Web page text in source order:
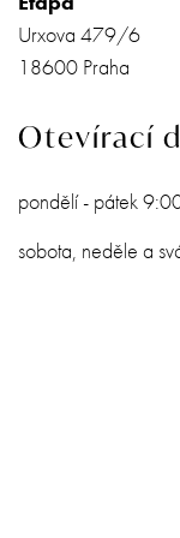
Urxova 479/6
18600 Praha
Otevírací
pondělí - pátek
sobota, neděle a